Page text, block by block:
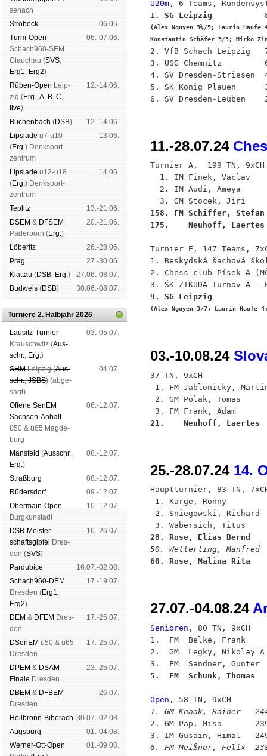
se­nach
Strö­beck
06.06.
Turm-Open
Schach960-SEM
Glau­chau (SVS,
Erg1, Erg2)
06.-07.06.
Rüben-Open Leip­
zig (Erg.,A, B, C,
live)
12.-14.06.
Büchen­bach (DSB)
12.-14.06.
Lipsiade u7-u10
(Erg.) Denk­sport­
zen­trum
13.06.
Lipsiade u12-u18
(Erg.) Denk­sport­
zen­trum
14.06.
Tep­litz
13.-21.06.
DSEM & DFSEM
Pader­born (Erg.)
20.-21.06.
Lö­be­ritz
26.-28.06.
Prag
27.-30.06.
Klat­tau (DSB, Erg.)
27.06.-08.07.
Bud­weis (DSB) 30.06.-08.07.
Turniere 2. Halbjahr 2026
Lau­sitz-Tur­nier
Krausch­witz (Aus­
schr., Erg.)
03.-05.07.
SHMLeip­zig (Aus­
schr.,JSBS) (ab­ge­
sagt)
04.07.
Offene SenEM
Sach­sen-An­halt
ü50 & ü65 Mag­de­
burg
06.-12.07.
Mans­feld (Aus­schr.,
Erg.)
08.-12.07.
Straß­burg
08.-12.07.
Rüders­dorf
09.-12.07.
Ober­main-Open
Burg­kun­stadt
10.-12.07.
DSB-Meister­
schafts­gipfel
Dres­
den (SVS)
16.-26.07.
Pardu­bice
16.07.-02.08.
Schach960-DEM
Dres­den (Erg1,
Erg2)
17.-19.07.
DEM & DFEM Dres­
den
17.-25.07.
DSenEM ü50 & ü65
Dres­den
17.-25.07.
DPEM & DSAM-
Finale Dres­den
23.-25.07.
DBEM & DFBEM
Dres­den
26.07.
Heil­bronn-Bi­ber­ach 30.07.-02.08.
Augs­burg
01.-04.08.
Werner-Ott-Open
01.-09.08.
U20m
1. SG Leipzig
(Alex Nguyen 3½/5; Laurin
Konstantin Schäfer 3/5; Mirko
2. VfB Schach Leipzig
3. USG Chemnitz
4. SV Dresden-Striesen
5. SK König Plauen
11.-28.07.24
Turnier A,  199 TN, 9xCH
1. IM Finek, Vaclav
2. IM Audi, Ameya
158. FM Schiffer, Stefan
175.    Neuhoff, Laertes
Turnier E, 147 Teams,
1. Beskydská šachová
2. Chess club Písek A
9. SG Leipzig
(Alex Nguyen 3/7; Laurin Haufe
03.-10.08.24
37 TN, 9xCH
1. FM Jablonicky,
2. GM Polak, Tomas
21.    Neuhoff,
25.-28.07.24 14.
Hauptturnier, 83 TN,
1. Karge, Ronny
2. Sniegowski, Richard
28. Rose, Elias Bernd
50. Wetterling,
60. Rose, Malina Rita
27.07.-04.08.24
Senioren , 80 TN, 9xCH
1.  FM  Belke, Frank
2.  GM  Legky, Nikolay
5.  FM  Schunk,
Open
1. GM Knaak, Rainer
2. GM Pap, Misa
6. FM Meißner, Felix